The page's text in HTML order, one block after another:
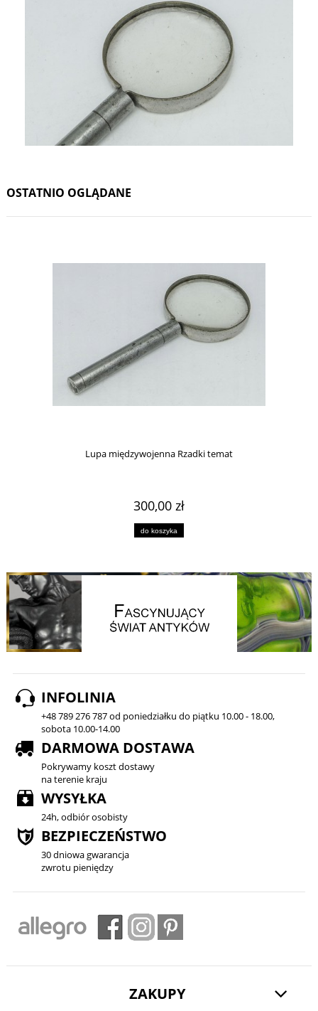
OSTATNIO OGLĄDANE
Lupa międzywojenna Rzadki temat
300,00 zł
do koszyka
INFOLINIA
+48 789 276 787 od poniedziałku do piątku 10.00 - 18.00,
sobota 10.00-14.00
DARMOWA DOSTAWA
Pokrywamy koszt dostawy
na terenie kraju
WYSYŁKA
24h, odbiór osobisty
BEZPIECZEŃSTWO
30 dniowa gwarancja
zwrotu pieniędzy
ZAKUPY